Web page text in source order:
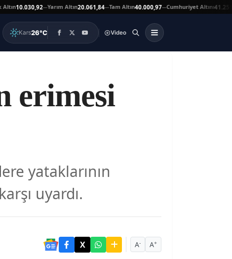
10.030,92—Yarım Altın 20.061,84— Tam Altın 40.000,97—Cumhuriyet Altını41.251,00
Kars26°C Video
erimesi
yataklarının
uyardı.
A- A+